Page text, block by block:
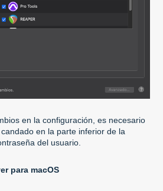
en la configuración, es necesario
en la parte inferior de la
del usuario.
para macOS